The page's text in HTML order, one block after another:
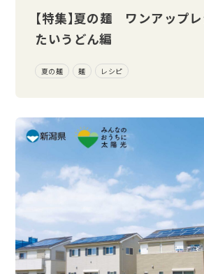
【特集】夏の麺 ワンアップレ
たいうどん編
夏の麺 麺 レシピ